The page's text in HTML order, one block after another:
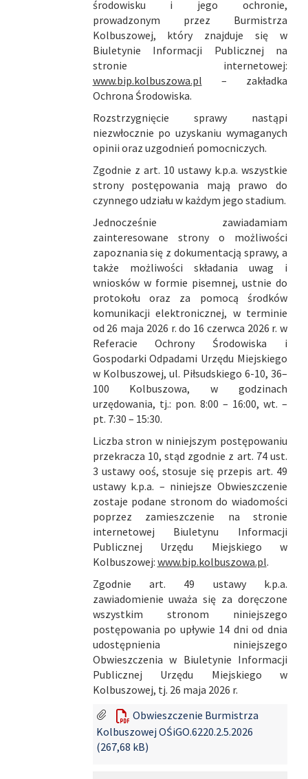
środowisku i jego ochronie,
prowadzonym przez Burmistrza
Kolbuszowej, który znajduje się w
Biuletynie Informacji Publicznej na
stronie internetowej:
www.bip.kolbuszowa.pl – zakładka
Ochrona Środowiska.
Rozstrzygnięcie sprawy nastąpi
niezwłocznie po uzyskaniu wymaganych
opinii oraz uzgodnień pomocniczych.
Zgodnie z art. 10 ustawy k.p.a. wszystkie
strony postępowania mają prawo do
czynnego udziału w każdym jego stadium.
Jednocześnie zawiadamiam
zainteresowane strony o możliwości
zapoznania się z dokumentacją sprawy, a
także możliwości składania uwag i
wniosków w formie pisemnej, ustnie do
protokołu oraz za pomocą środków
komunikacji elektronicznej, w terminie
od 26 maja 2026 r. do 16 czerwca 2026 r. w
Referacie Ochrony Środowiska i
Gospodarki Odpadami Urzędu Miejskiego
w Kolbuszowej, ul. Piłsudskiego 6-10, 36–
100 Kolbuszowa, w godzinach
urzędowania, tj.: pon. 8:00 – 16:00, wt. –
pt. 7:30 – 15:30.
Liczba stron w niniejszym postępowaniu
przekracza 10, stąd zgodnie z art. 74 ust.
3 ustawy ooś, stosuje się przepis art. 49
ustawy k.p.a. – niniejsze Obwieszczenie
zostaje podane stronom do wiadomości
poprzez zamieszczenie na stronie
internetowej Biuletynu Informacji
Publicznej Urzędu Miejskiego w
Kolbuszowej: www.bip.kolbuszowa.pl.
Zgodnie art. 49 ustawy k.p.a.
zawiadomienie uważa się za doręczone
wszystkim stronom niniejszego
postępowania po upływie 14 dni od dnia
udostępnienia niniejszego
Obwieszczenia w Biuletynie Informacji
Publicznej Urzędu Miejskiego w
Kolbuszowej, tj. 26 maja 2026 r.
Obwieszczenie Burmistrza
Kolbuszowej OŚiGO.6220.2.5.2026
(267,68 kB)